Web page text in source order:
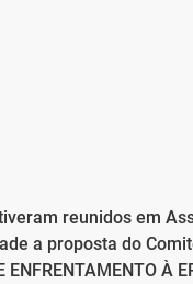
reunidos em
a proposta do
ENFRENTAMENTO À